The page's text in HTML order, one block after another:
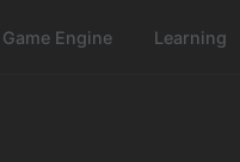
Game Engine Learning